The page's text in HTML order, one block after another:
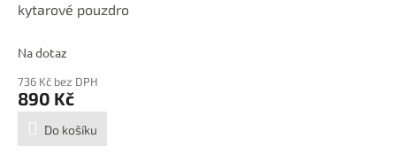
kytarové pouzdro
Na dotaz
736 Kč bez DPH
890 Kč
Do košíku